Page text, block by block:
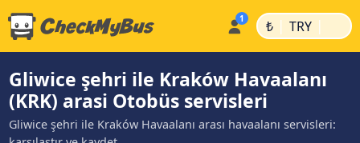
₺ | TRY |
Gliwice şehri ile Kraków Havaalanı
(KRK) arasi Otobüs servisleri
Gliwice şehri ile Kraków Havaalanı arası havaalanı servisleri: